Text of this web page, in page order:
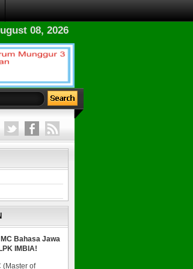
08, 2026
Bahasa Jawa
IMBIA!
(Master of